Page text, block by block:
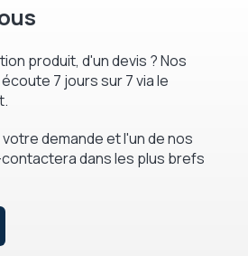
produit, d'un devis ? Nos
7 jours sur 7 via le
demande et l'un de nos
dans les plus brefs